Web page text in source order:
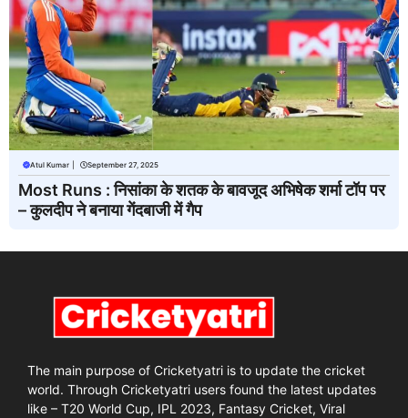
Atul Kumar September 27, 2025
Most Runs : निसांका के शतक के बावजूद अभिषेक शर्मा टॉप पर
– कुलदीप ने बनाया गेंदबाजी में गैप
The main purpose of Cricketyatri is to update the cricket
world. Through Cricketyatri users found the latest updates
like – T20 World Cup, IPL 2023, Fantasy Cricket, Viral